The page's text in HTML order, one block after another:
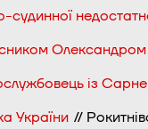
судинної
із
України //